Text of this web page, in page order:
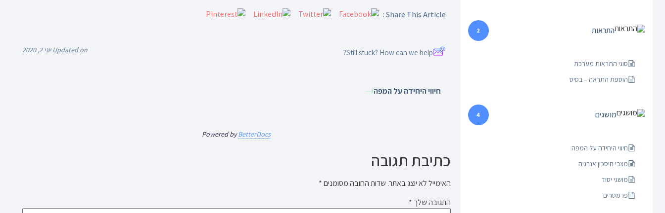
התראות 2
סוגי התראות מערכת
הוספת התראה – בסיס
מושגים 4
חיווי היחידה על המפה
מצבי חיסכון אנרגיה
מושגי יסוד
פרמטרים
Share This Article :
Still stuck? How can we help? Updated on יוני 2, 2020
חיווי היחידה על המפה
Powered byBetterDocs
כתיבת תגובה
האימייל לא יוצג באתר. שדות החובה מסומנים*
התגובה שלך *